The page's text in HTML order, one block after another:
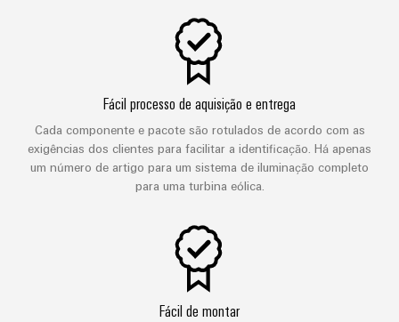
Fácil processo de aquisição e entrega
Cada componente e pacote são rotulados de acordo com as
exigências dos clientes para facilitar a identificação. Há apenas
um número de artigo para um sistema de iluminação completo
para uma turbina eólica.
Fácil de montar